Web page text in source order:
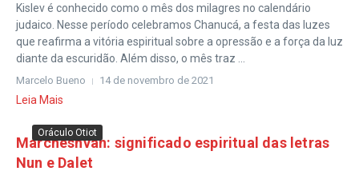
Kislev é conhecido como o mês dos milagres no calendário
judaico. Nesse período celebramos Chanucá, a festa das luzes
que reafirma a vitória espiritual sobre a opressão e a força da luz
diante da escuridão. Além disso, o mês traz ...
Marcelo Bueno 14 de novembro de 2021
Leia Mais
Oráculo Otiot
Marcheshvan: significado espiritual das letras
Nun e Dalet